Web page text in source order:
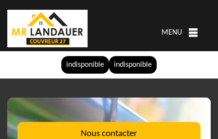
indisponible indisponible
MENU
Nous contacter